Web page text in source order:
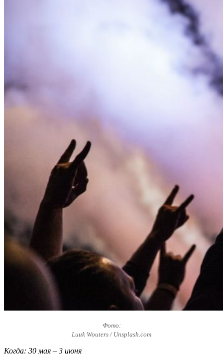
Фото:
Luuk Wouters / Unsplash.com
Когда: 30 мая – 3 июня